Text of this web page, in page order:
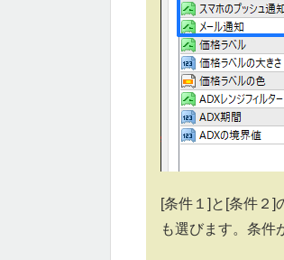
[条件１]と[条件２]
も選びます。条件